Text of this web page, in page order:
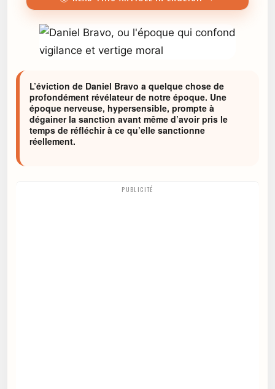
L’éviction de Daniel Bravo a quelque chose de
profondément révélateur de notre époque. Une
époque nerveuse, hypersensible, prompte à
dégainer la sanction avant même d’avoir pris le
temps de réfléchir à ce qu’elle sanctionne
réellement.
PUBLICITÉ